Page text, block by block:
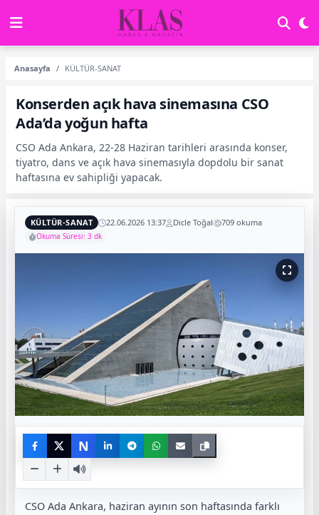
Anasayfa KÜLTÜR-SANAT
Konserden açık hava sinemasına CSO
Ada’da yoğun hafta
CSO Ada Ankara, 22-28 Haziran tarihleri arasında konser,
tiyatro, dans ve açık hava sinemasıyla dopdolu bir sanat
haftasına ev sahipliği yapacak.
KÜLTÜR-SANAT 22.06.2026 13:37 Dicle Toğal 709 okuma
Okuma Süresi: 3 dk
N
CSO Ada Ankara, haziran ayının son haftasında farklı